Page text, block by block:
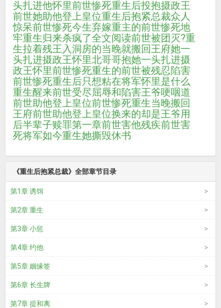
头扎进他怀里前世惨死重生后投抱摄政王
前世她助他登上皇位重生后抱紧总裁众人
惊呆前世惨死今生弃嫁重主的前世惨死地
牢重生归来杀疯了全文阅读前世被团灭?重
生拉着残王入洞房的当晚就搬回王府她一
头扎进摄政王怀里北哥哥抱她一头扎进摄
政王怀里前世惨死重生的前世被残忍陷害
前世惨死重生后只想粘在将军怀里是什么
重生醒来前世受尽屈辱和陷害王爷哽咽道
前世助他登上皇位前世惨死重生当晚搬回
王府前世助他登上皇位换来的却是王爷用
后半辈子赎罪第一章前世害他残疾前世害
死将军如今重生她撕毁休书
《重生后抱紧总裁》全部章节目录
第1章 诱饵
第2章 重生
第3章 小惩
第4章 约他
第5章 姻缘签
第6章 长生牌
第7章 提和离